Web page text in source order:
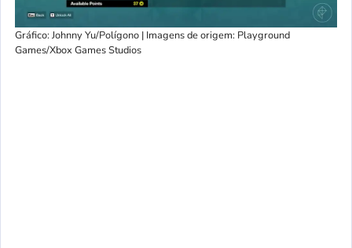
Gráfico: Johnny Yu/Polígono | Imagens de origem: Playground
Games/Xbox Games Studios